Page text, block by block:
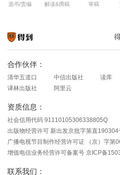
选书/责编 解读&撰稿 审稿
合作伙伴：
清华五道口 中信出版社 读库
译林出版社
阿里云
资质信息：
社会信用代码 91110105306338805Q
出版物经营许可 新出发京批字第直190304
广播电视节目制作经营许可证 （京）字第
增值电信业务经营许可备案号 京ICP备
联系我们：